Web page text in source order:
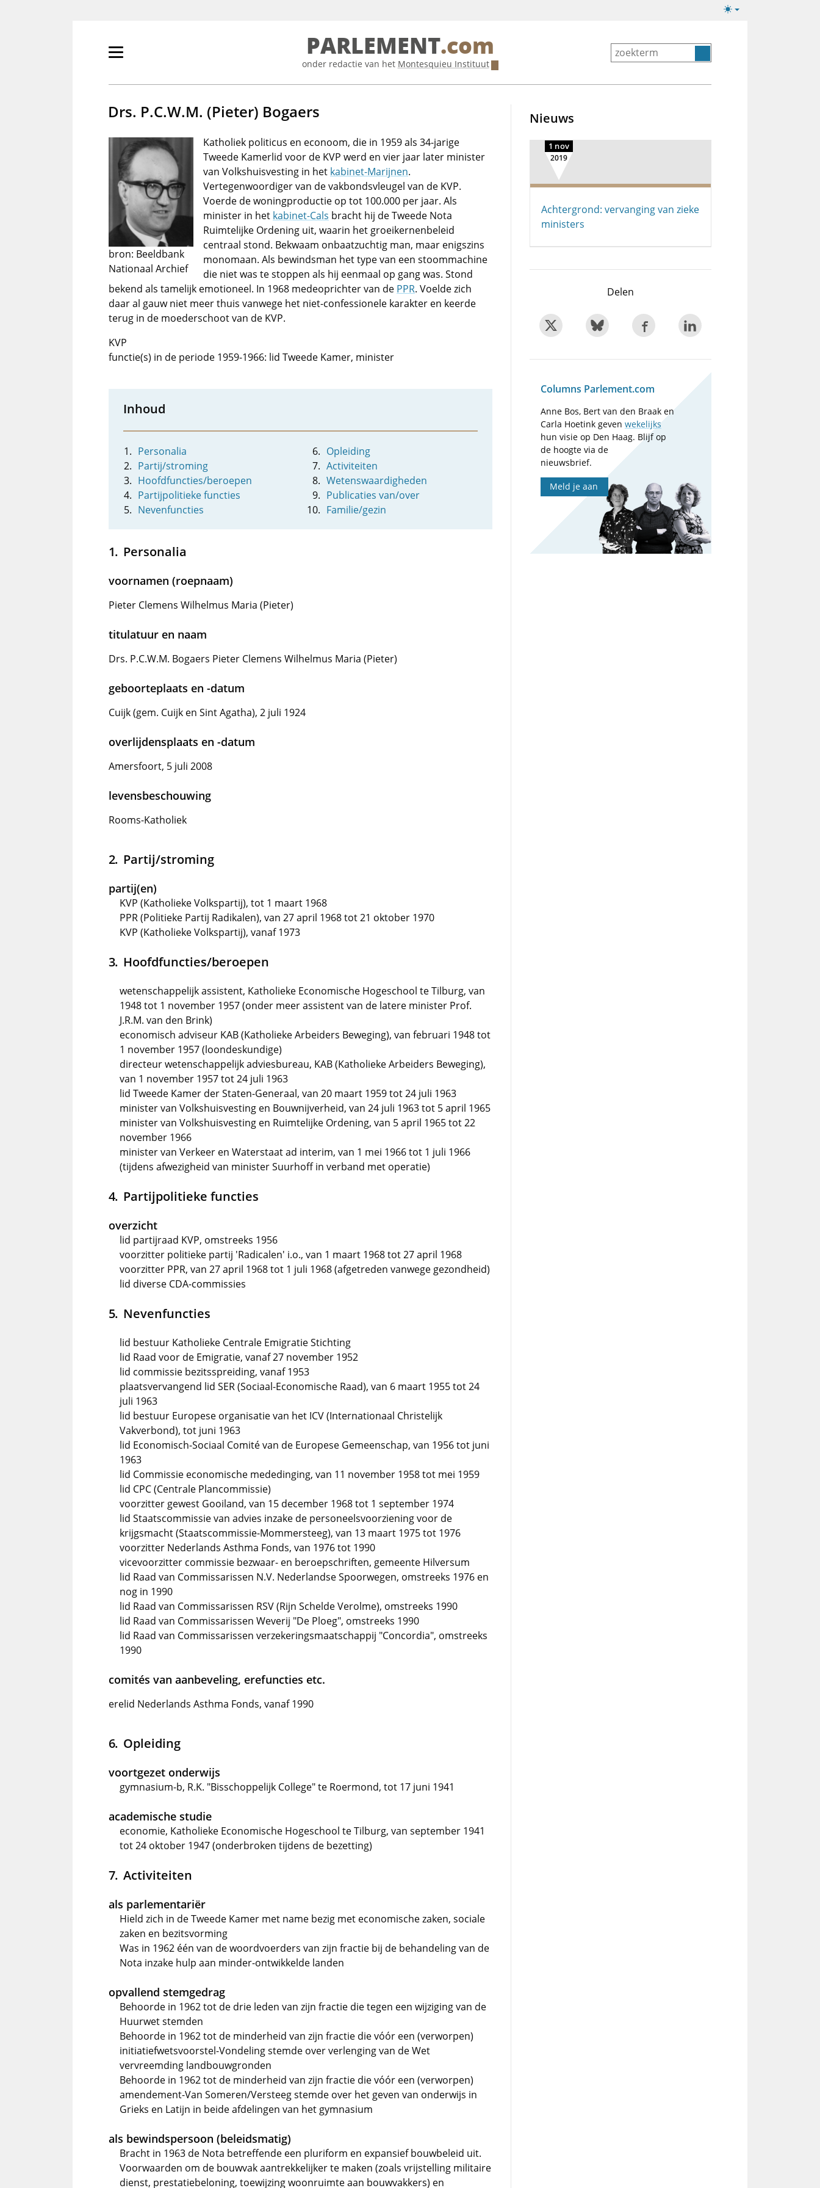
Lichte/donkere
Primair
tonen/verbergen
PARLEMENT.com
onder redactie van het Montesquieu Instituut
Drs. P.C.W.M. (Pieter) Bogaers
bron: Beeldbank
Nationaal Archief
Katholiek politicus en econoom, die in 1959 als 34-jarige
Tweede Kamerlid voor de KVP werd en vier jaar later minister
van Volkshuisvesting in het kabinet-Marijnen.
Vertegenwoordiger van de vakbondsvleugel van de KVP.
Voerde de woningproductie op tot 100.000 per jaar. Als
minister in het kabinet-Cals bracht hij de Tweede Nota
Ruimtelijke Ordening uit, waarin het groeikernenbeleid
centraal stond. Bekwaam onbaatzuchtig man, maar enigszins
monomaan. Als bewindsman het type van een stoommachine
die niet was te stoppen als hij eenmaal op gang was. Stond
bekend als tamelijk emotioneel. In 1968 medeoprichter van de PPR. Voelde zich
daar al gauw niet meer thuis vanwege het niet-confessionele karakter en keerde
terug in de moederschoot van de KVP.
KVP
functie(s) in de periode 1959-1966: lid Tweede Kamer, minister
Inhoud
Personalia
Partij/stroming
Hoofdfuncties/beroepen
Partijpolitieke functies
Nevenfuncties
Opleiding
Activiteiten
Wetenswaardigheden
Publicaties van/over
Familie/gezin
Personalia
voornamen (roepnaam)
Pieter Clemens Wilhelmus Maria (Pieter)
titulatuur en naam
Drs. P.C.W.M. Bogaers Pieter Clemens Wilhelmus Maria (Pieter)
geboorteplaats en -datum
Cuijk (gem. Cuijk en Sint Agatha), 2 juli 1924
overlijdensplaats en -datum
Amersfoort, 5 juli 2008
levensbeschouwing
Rooms-Katholiek
Partij/stroming
partij(en)
KVP (Katholieke Volkspartij), tot 1 maart 1968
PPR (Politieke Partij Radikalen), van 27 april 1968 tot 21 oktober 1970
KVP (Katholieke Volkspartij), vanaf 1973
Hoofdfuncties/beroepen
wetenschappelijk assistent, Katholieke Economische Hogeschool te Tilburg, van
1948 tot 1 november 1957 (onder meer assistent van de latere minister Prof.
J.R.M. van den Brink)
economisch adviseur KAB (Katholieke Arbeiders Beweging), van februari 1948 tot
1 november 1957 (loondeskundige)
directeur wetenschappelijk adviesbureau, KAB (Katholieke Arbeiders Beweging),
van 1 november 1957 tot 24 juli 1963
lid Tweede Kamer der Staten-Generaal, van 20 maart 1959 tot 24 juli 1963
minister van Volkshuisvesting en Bouwnijverheid, van 24 juli 1963 tot 5 april 1965
minister van Volkshuisvesting en Ruimtelijke Ordening, van 5 april 1965 tot 22
november 1966
minister van Verkeer en Waterstaat ad interim, van 1 mei 1966 tot 1 juli 1966
(tijdens afwezigheid van minister Suurhoff in verband met operatie)
Partijpolitieke functies
overzicht
lid partijraad KVP, omstreeks 1956
voorzitter politieke partij 'Radicalen' i.o., van 1 maart 1968 tot 27 april 1968
voorzitter PPR, van 27 april 1968 tot 1 juli 1968 (afgetreden vanwege gezondheid)
lid diverse CDA-commissies
Nevenfuncties
lid bestuur Katholieke Centrale Emigratie Stichting
lid Raad voor de Emigratie, vanaf 27 november 1952
lid commissie bezitsspreiding, vanaf 1953
plaatsvervangend lid SER (Sociaal-Economische Raad), van 6 maart 1955 tot 24
juli 1963
lid bestuur Europese organisatie van het ICV (Internationaal Christelijk
Vakverbond), tot juni 1963
lid Economisch-Sociaal Comité van de Europese Gemeenschap, van 1956 tot juni
1963
lid Commissie economische mededinging, van 11 november 1958 tot mei 1959
lid CPC (Centrale Plancommissie)
voorzitter gewest Gooiland, van 15 december 1968 tot 1 september 1974
lid Staatscommissie van advies inzake de personeelsvoorziening voor de
krijgsmacht (Staatscommissie-Mommersteeg), van 13 maart 1975 tot 1976
voorzitter Nederlands Asthma Fonds, van 1976 tot 1990
vicevoorzitter commissie bezwaar- en beroepschriften, gemeente Hilversum
lid Raad van Commissarissen N.V. Nederlandse Spoorwegen, omstreeks 1976 en
nog in 1990
lid Raad van Commissarissen RSV (Rijn Schelde Verolme), omstreeks 1990
lid Raad van Commissarissen Weverij "De Ploeg", omstreeks 1990
lid Raad van Commissarissen verzekeringsmaatschappij "Concordia", omstreeks
1990
comités van aanbeveling, erefuncties etc.
erelid Nederlands Asthma Fonds, vanaf 1990
Opleiding
voortgezet onderwijs
gymnasium-b, R.K. "Bisschoppelijk College" te Roermond, tot 17 juni 1941
academische studie
economie, Katholieke Economische Hogeschool te Tilburg, van september 1941
tot 24 oktober 1947 (onderbroken tijdens de bezetting)
Activiteiten
als parlementariër
Hield zich in de Tweede Kamer met name bezig met economische zaken, sociale
zaken en bezitsvorming
Was in 1962 één van de woordvoerders van zijn fractie bij de behandeling van de
Nota inzake hulp aan minder-ontwikkelde landen
opvallend stemgedrag
Behoorde in 1962 tot de drie leden van zijn fractie die tegen een wijziging van de
Huurwet stemden
Behoorde in 1962 tot de minderheid van zijn fractie die vóór een (verworpen)
initiatiefwetsvoorstel-Vondeling stemde over verlenging van de Wet
vervreemding landbouwgronden
Behoorde in 1962 tot de minderheid van zijn fractie die vóór een (verworpen)
amendement-Van Someren/Versteeg stemde over het geven van onderwijs in
Grieks en Latijn in beide afdelingen van het gymnasium
als bewindspersoon (beleidsmatig)
Bracht in 1963 de Nota betreffende een pluriform en expansief bouwbeleid uit.
Voorwaarden om de bouwvak aantrekkelijker te maken (zoals vrijstelling militaire
dienst, prestatiebeloning, toewijzing woonruimte aan bouwvakkers) en
Nieuws
1 nov
2019
Achtergrond: vervanging van zieke
ministers
Delen
Columns Parlement.com
Anne Bos, Bert van den Braak en
Carla Hoetink gevenwekelijks
hun visie op Den Haag. Blijf op
de hoogte via de
nieuwsbrief.
Meld je aan